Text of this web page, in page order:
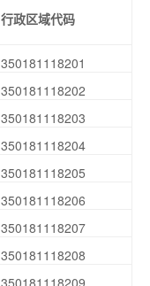
行政区域代码
350181118201
350181118202
350181118203
350181118204
350181118205
350181118206
350181118207
350181118208
350181118209